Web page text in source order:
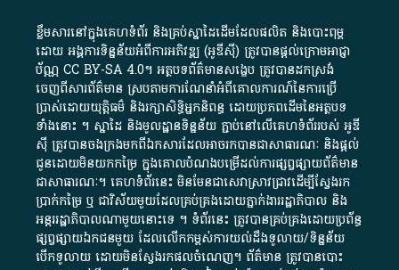
ខ្លឹមសារ​នៅ​ក្នុង​គេហទំព័រ និង​គ្រប់​ស្នា​ដៃ​ដើម​ដែល​ផលិត​ និង​បោះពុម្ព​
ដោយ​ អង្គការ​ទិន្នន័យ​អំពី​ការអភិវឌ្ឍ​​ (អូ​ឌី​ស៊ី)​ ត្រូវ​បាន​ផ្តល់​ក្រោម​អាជ្ញា
ប័ណ្ណ​CC BY-SA 4.0។​ អត្ថបទ​ព័ត៌មាន​សង្ខេប​ ត្រូវ​បាន​ដកស្រង់​
ចេញពី​សារព័ត៌មាន ស្របតាមការ​ណែនាំ​អំពី​គោលការណ៍​នៃ​ការ​ប្រើ
ប្រាស់​ដោយ​យុត្តិធម៌​ និង​រក្សាសិទ្ធិអ្នកនិពន្ធ ដោយ​ប្រភពដើម​នៃ​​អត្ថបទ
ទាំង​នោះ​ ។​ ស្នាដៃ​ និង​មូលដ្ឋាន​ទិន្នន័យ ​ភ្ជាប់​នៅ​លើ​គេហទំព័រ​របស់​ អូ​ឌី​
ស៊ី​ ត្រូវ​បាន​ចងក្រង​មក​ពី​ឯកសារ​ដែល​អាច​រក​បានជា​សាធារណៈ​ និង​ផ្តល់​
ជូន​ដោយ​មិន​យក​កម្រៃ​ ក្នុង​គោលបំណង​បម្រើ​ដល់ការ​ផ្សព្វផ្សាយ​ព័ត៌មាន​
ជា​សាធារណៈ​។​ គេហទំព័រ​នេះ​ មិនមែន​ជា​សេវា​ស្រាវជ្រាវ​ដើម្បី​ស្វែងរក
ប្រាក់​កម្រៃ​ ឬ​ ជា​វិស័យ​មួយ​ដែល​គ្រប់គ្រង​ដោយ​ភ្នាក់ងារ​រដ្ឋាភិបាល​ និង ​
អន្តររដ្ឋាភិបាល​ណាមួយ​នោះ​ទេ ​។​ ទំព័រ​នេះ​ ត្រូវ​បាន​គ្រប់គ្រង​ដោយ​ប្រព័ន្ធ​
ផ្សព្វផ្សាយ​ឯកជន​មួយ​ ដែល​លើកកម្ពស់​ការ​យល់​ដឹង​ទូលាយ​/​ទិន្នន័យ​
បើក​ទូលាយ​ ដោយ​មិនស្វែង​រក​ផល​ចំណេញ​។​ ព័ត៌មាន​ ត្រូវ​បាន​បោះ